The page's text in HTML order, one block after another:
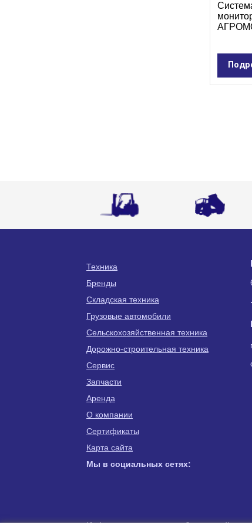
Техника
Бренды
Складская техника
Грузовые автомобили
Сельскохозяйственная техника
Дорожно-строительная техника
Сервис
Запчасти
Аренда
О компании
Сертификаты
Карта сайта
Мы в социальных сетях:
Информация для правообладателей